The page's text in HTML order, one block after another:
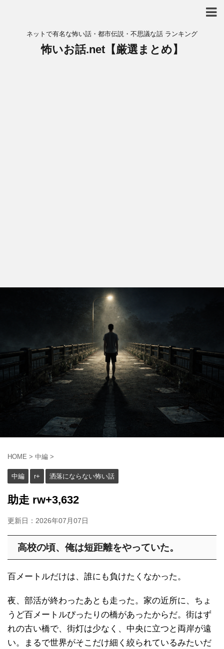
ネットで有名な怖い話・都市伝説・不思議な話 ランキング
怖いお話.net【厳選まとめ】
HOME > 中編 >
中編 r+ 洒落にならない怖い話
助走 rw+3,632
更新日： 2026年07月07日
高校の頃、俺は短距離をやっていた。
百メートルだけは、誰にも負けたくなかった。
夜、部活が終わったあとも走った。家の近所に、ちょ
うど百メートルぴったりの橋があったからだ。街はず
れの古い橋で、街灯は少なく、中央に立つと両岸が遠
い。まるで世界がそこだけ細く絞られているみたいだ